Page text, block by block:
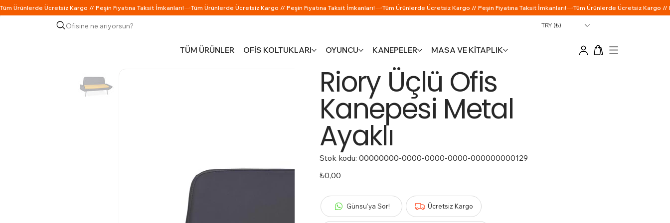
TÜM ÜRÜNLER OFİS KOLTUKLARI OYUNCU KANEPELER MASA VE KİTAPLIK
Ofisine ne arıyorsun? TRY (₺)
Riory Üçlü Ofis
Kanepesi Metal
Ayaklı
Stok kodu: Stok
kodu:
00000000-0000-0000-0000-000000000129
Fiyat
₺0,00
Günsu'ya Sor! Ücretsiz Kargo